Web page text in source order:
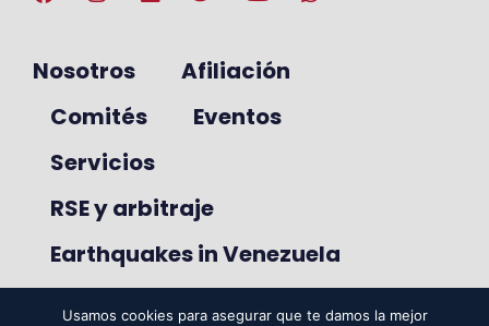
Nosotros
Afiliación
Comités
Eventos
Servicios
RSE y arbitraje
Earthquakes in Venezuela
Usamos cookies para asegurar que te damos la mejor